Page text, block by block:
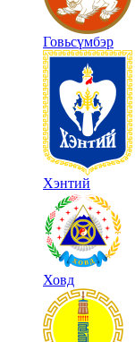
Говьсүмбэр
Хэнтий
Ховд